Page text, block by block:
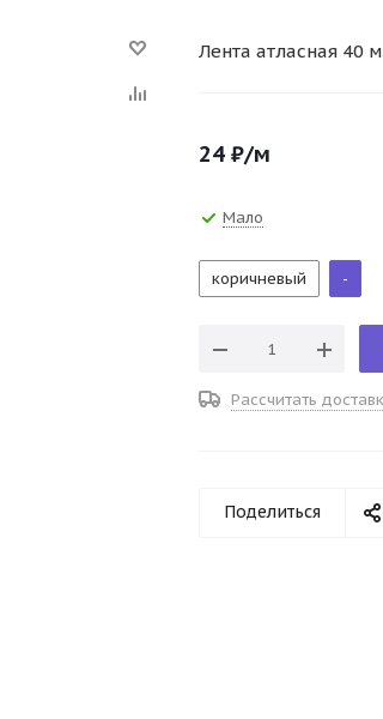
Лента атласная 40
24 ₽/м
Мало
коричневый -
Рассчитать
Поделиться